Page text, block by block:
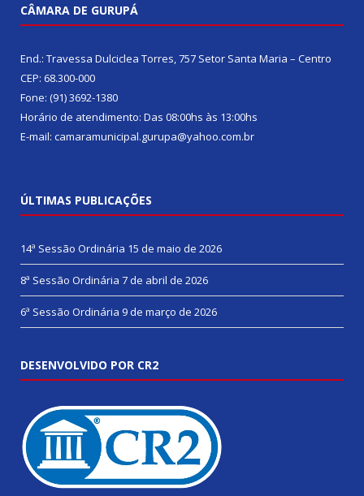
CÂMARA DE GURUPÁ
End.: Travessa Dulciclea Torres, 757 Setor Santa Maria – Centro
CEP: 68.300-000
Fone: (91) 3692-1380
Horário de atendimento: Das 08:00hs às 13:00hs
E-mail: camaramunicipal.gurupa@yahoo.com.br
ÚLTIMAS PUBLICAÇÕES
14ª Sessão Ordinária 15 de maio de 2026
8ª Sessão Ordinária 7 de abril de 2026
6ª Sessão Ordinária 9 de março de 2026
DESENVOLVIDO POR CR2